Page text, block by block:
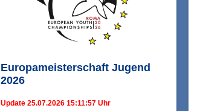
Europameisterschaft Jugend
2026
Update 25.07.2026 15:11:57 Uhr